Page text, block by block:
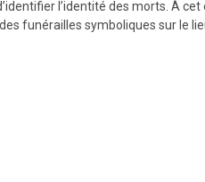
l’identité des morts. À
funérailles symboliques sur le